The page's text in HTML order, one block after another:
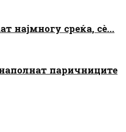
најмногу среќа, сè...
паричниците